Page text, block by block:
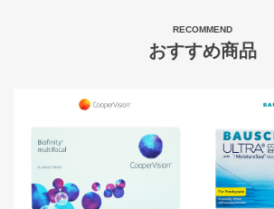
RECOMMEND
おすすめ商品